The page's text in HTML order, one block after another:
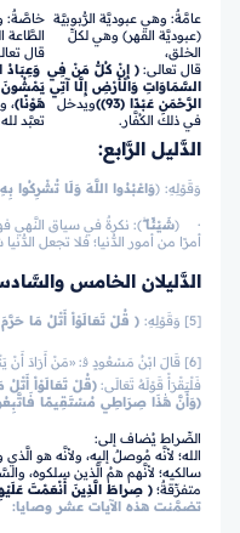
عامَّةٌ: وهي عبوديَّة الرُّبوبيَّة
(عبوديَّة القهر) وهي لكلِّ
الخلق،
قال تعالى: ﴿ إِنْ كُلُّ مَنْ فِي
السَّمَاوَاتِ وَالْأَرْضِ إِلَّا آتِي
الرَّحْمَنِ عَبْدًا (93)
)ويدخل
في ذلك الكُفَّار.
خاصَّةٌ:
الطَّاعة
قال
وَعِبَادُ
يَمْشُونَ
هَوْنًا﴾،
تعبَّد
الدَّليل الرَّابع:
وَقَوْلِهِ: ﴿وَاعْبُدُوا اللَّهَ وَلَا تُشْرِكُوا
· ﴿شَيْئًا ۖ﴾: نكرةٌ في سياق النَّهي
أمرًا من أمور الدُّنيا؛ فلا تجعل
الدَّليلان الخامس
[5] وَقَوْلِهِ: ﴿ قُلْ تَعَالَوْاْ أَتْلُ مَا حَرَّمَ
[6] قَالَ ابْنُ مَسْعُودٍ ﭬ: «مَنْ أَرَادَ أَنْ
فَلْيَقْرَأْ قَوْلَهُ تَعَالَى: ﴿قُلْ تَعَالَوْاْ
﴿وَأَنَّ هَٰذَا صِرَاطِي مُسْتَقِيمًا
الصِّراط يُضاف إلى:
الله؛ لأنَّه مُوصلٌ إليه، ولأنَّه هو
سالكيه؛ لأنَّهم همُ الَّذين سلكوه،
متفرِّقةٌ؛ ﴿ صِراطَ الَّذِينَ أَنْعَمْتَ
تضمَّنت هذه الآيات عشر وصايا: